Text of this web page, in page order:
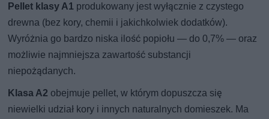
Pellet klasy A1 produkowany jest wyłącznie z czystego
drewna (bez kory, chemii i jakichkolwiek dodatków).
Wyróżnia go bardzo niska ilość popiołu — do 0,7% — oraz
możliwie najmniejsza zawartość substancji
niepożądanych.
Klasa A2 obejmuje pellet, w którym dopuszcza się
niewielki udział kory i innych naturalnych domieszek. Ma